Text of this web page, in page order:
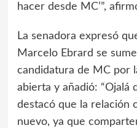
hacer desde MC’”,
La senadora expresó
Marcelo Ebrard se
candidatura de MC por
abierta y añadió: “Ojalá
destacó que la relación
nuevo, ya que